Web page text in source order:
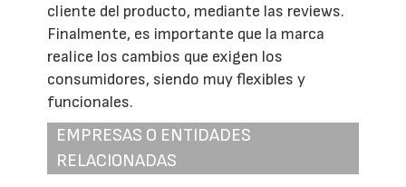
cliente del producto, mediante las reviews.
Finalmente, es importante que la marca
realice los cambios que exigen los
consumidores, siendo muy flexibles y
funcionales.
EMPRESAS O ENTIDADES
RELACIONADAS